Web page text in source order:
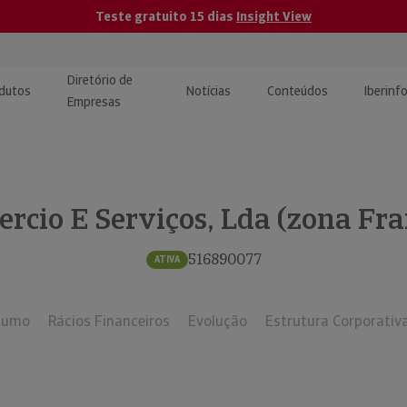
Teste gratuito 15 dias Insight View
e Monitorização de
Diretório de
Empresas
Notícias Conteúdos
| Estudos e
E Serviços, Lda (zona
ATIVA 516890077
Rácios Financeiros Evolução Estrutura Corporativa